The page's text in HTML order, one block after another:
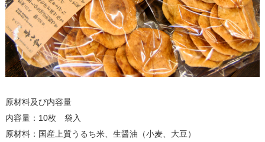
原材料及び内容量
内容量：10枚 袋入
原材料：国産上質うるち米、生醤油（小麦、大豆）